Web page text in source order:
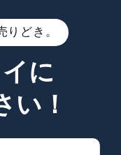
どき。
に
い！